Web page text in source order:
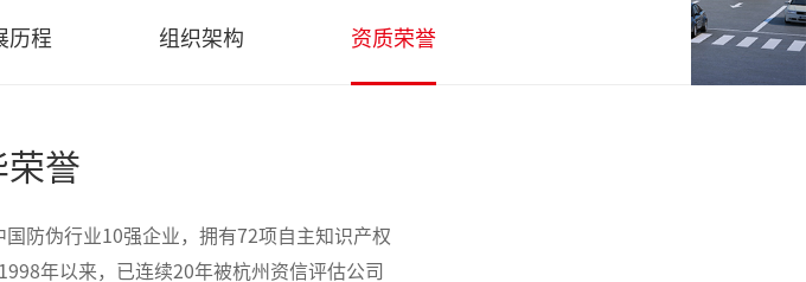
历程 组织架构 资质荣誉
荣誉
防伪行业10强企业，拥有72项自主知识产权
年以来，已连续20年被杭州资信评估公司